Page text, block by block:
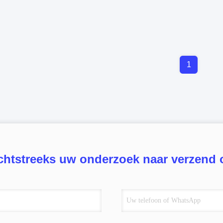
1
uw onderzoek naar verzend